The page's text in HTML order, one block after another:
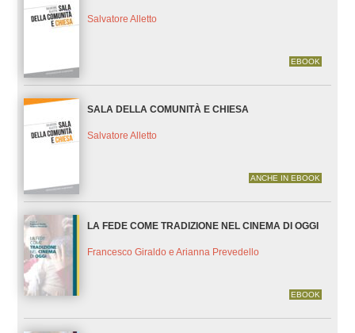
Salvatore Alletto
EBOOK
SALA DELLA COMUNITÀ E CHIESA
Salvatore Alletto
ANCHE IN EBOOK
LA FEDE COME TRADIZIONE NEL CINEMA DI OGGI
Francesco Giraldo e Arianna Prevedello
EBOOK